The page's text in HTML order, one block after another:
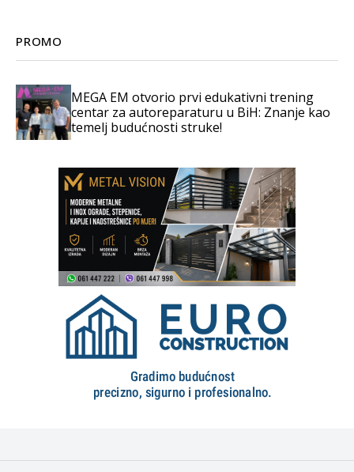
PROMO
MEGA EM otvorio prvi edukativni trening
centar za autoreparaturu u BiH: Znanje kao
temelj budućnosti struke!